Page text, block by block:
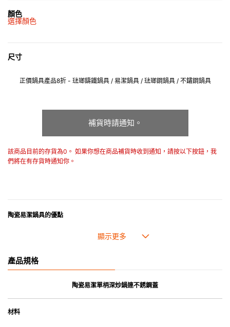
顏色
選擇顏色
尺寸
正價鍋具產品8折 - 琺瑯鑄鐵鍋具 / 易潔鍋具 / 琺瑯鋼鍋具 / 不鏽鋼鍋具
補貨時請通知。
該商品目前的存貨為0。 如果你想在商品補貨時收到通知，請按以下按鈕，我
們將在有存貨時通知你。
陶瓷易潔鍋具的優點
• 不鏽鋼鍋底 ，全面覆蓋底部， 厚度均勻 ，受熱平均。
達 280°C/550°F （如配以鋼化玻璃蓋使用最高只可達 220°C/ 425°F）。
產品規格
陶瓷易潔單柄深炒鍋連不銹鋼蓋
材料